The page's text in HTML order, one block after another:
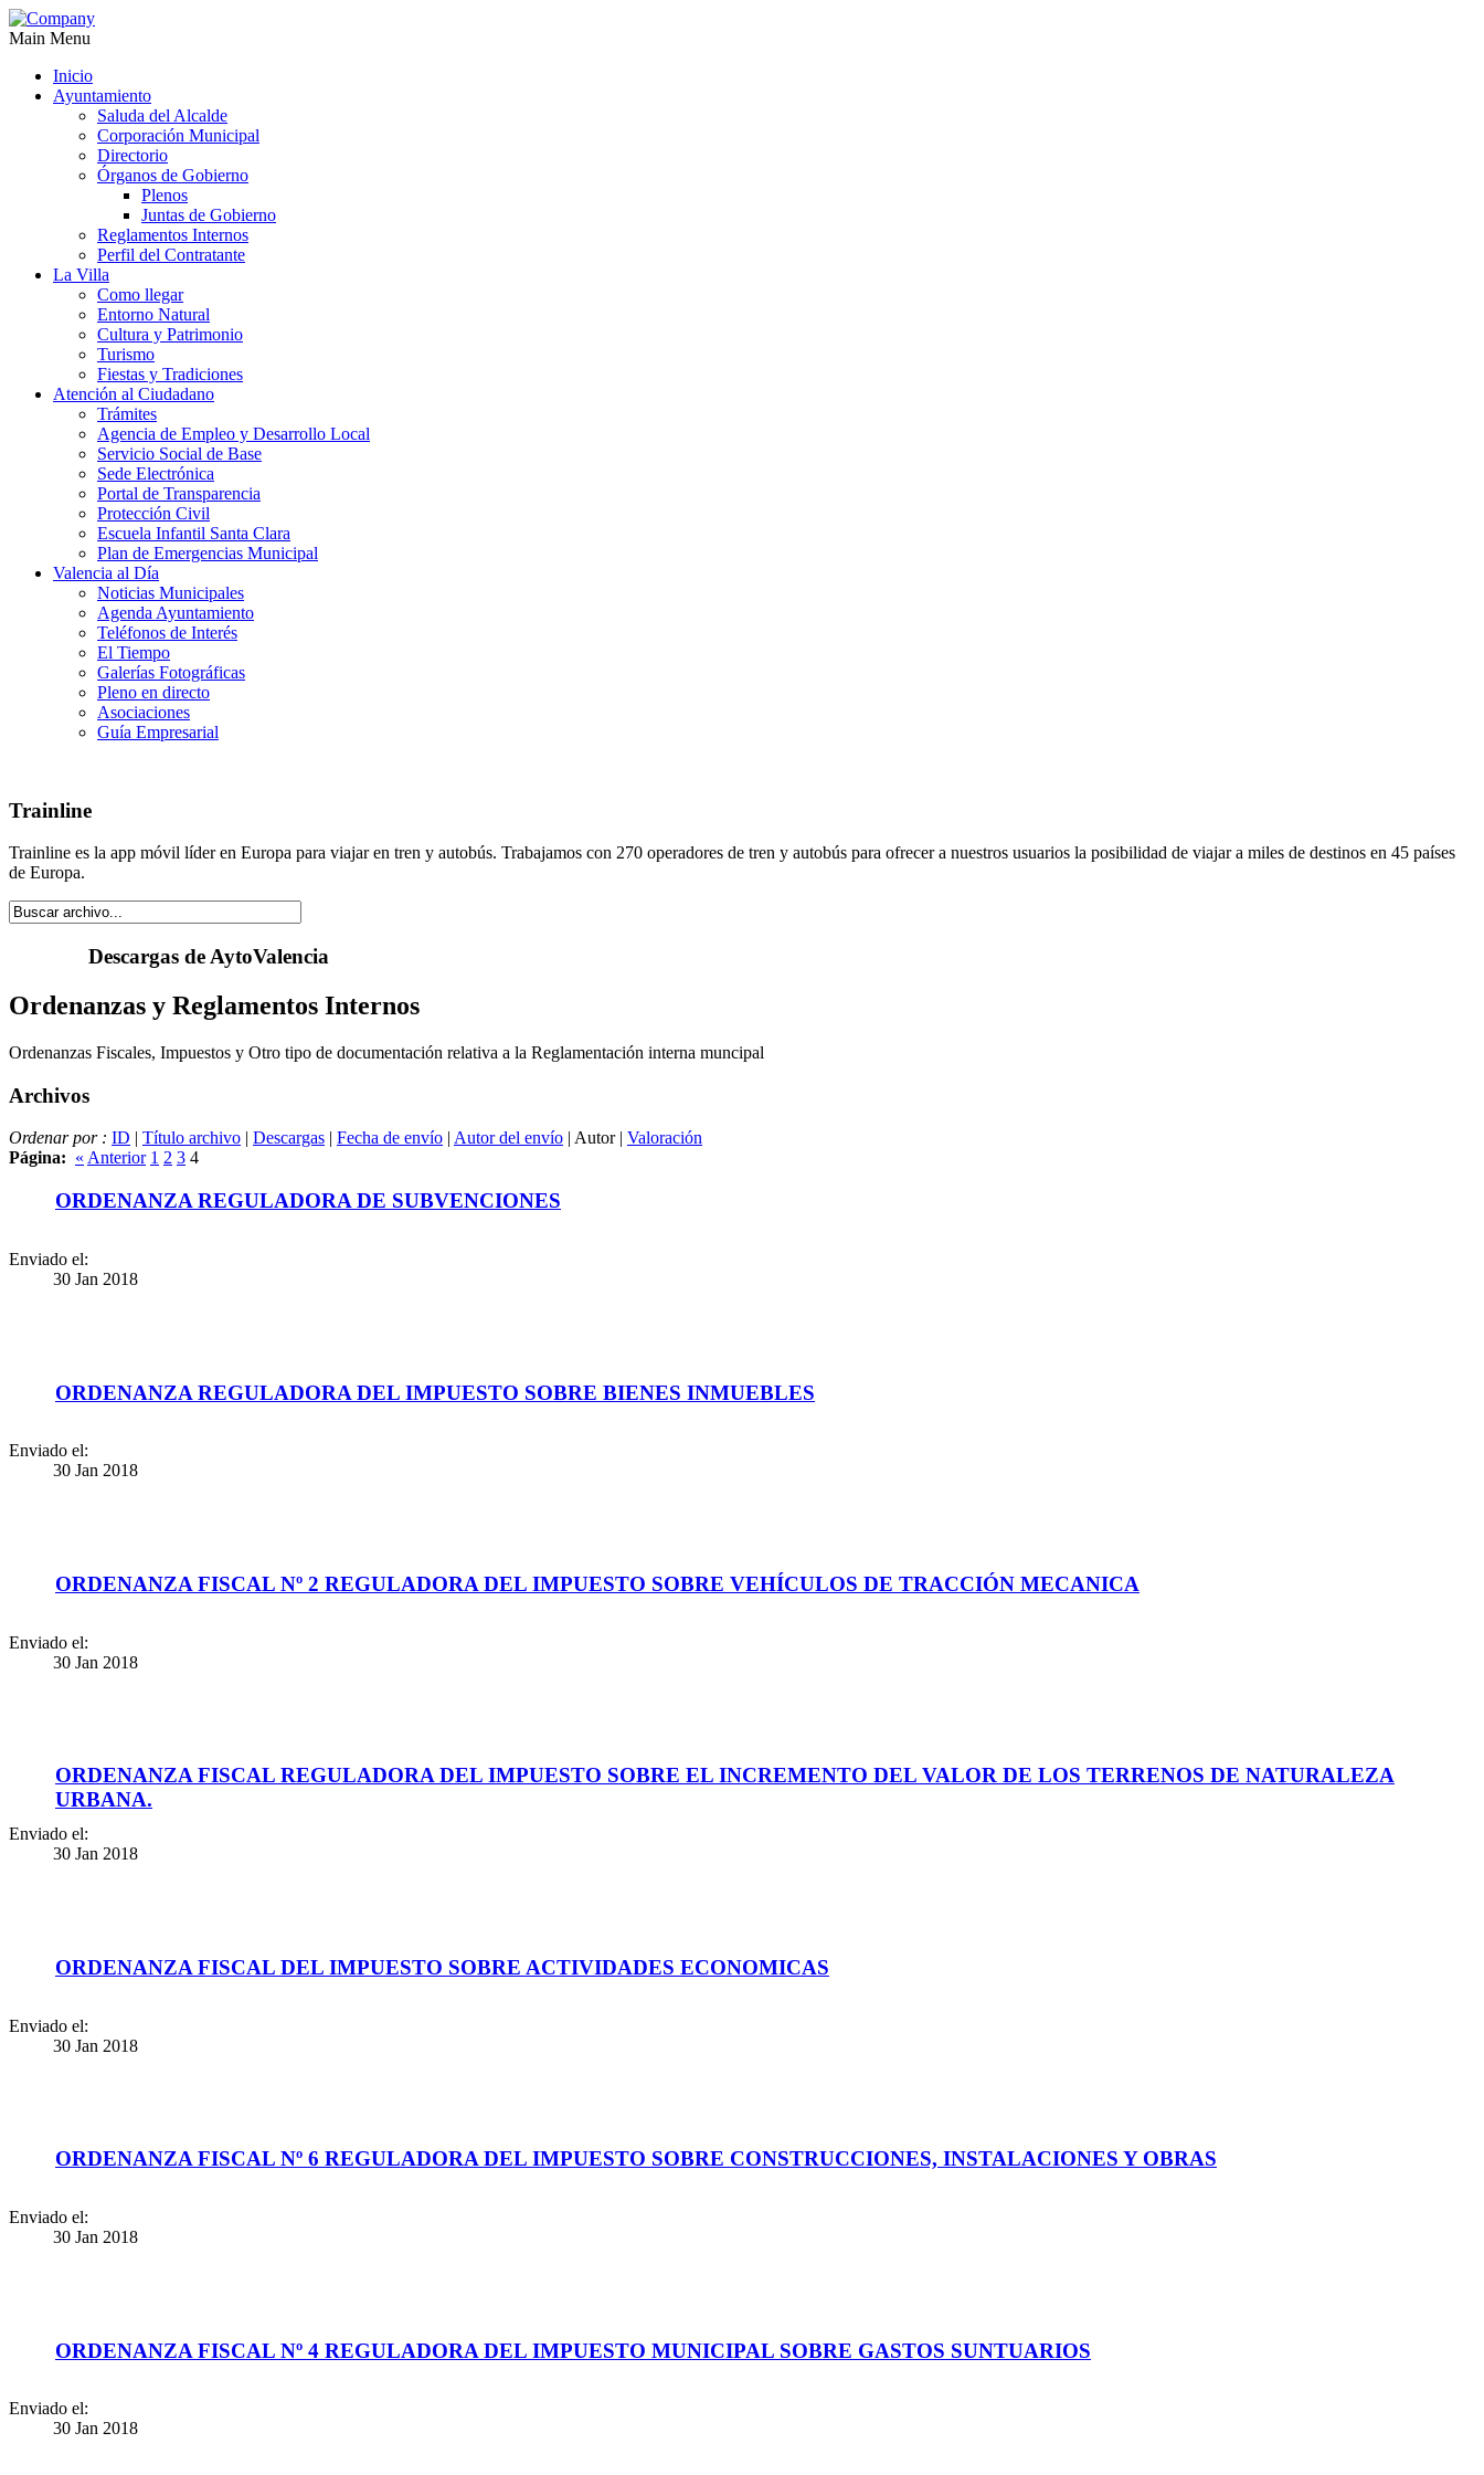
Main Menu
Inicio
Ayuntamiento
Saluda del Alcalde
Corporación Municipal
Directorio
Órganos de Gobierno
Plenos
Juntas de Gobierno
Reglamentos Internos
Perfil del Contratante
La Villa
Como llegar
Entorno Natural
Cultura y Patrimonio
Turismo
Fiestas y Tradiciones
Atención al Ciudadano
Trámites
Agencia de Empleo y Desarrollo Local
Servicio Social de Base
Sede Electrónica
Portal de Transparencia
Protección Civil
Escuela Infantil Santa Clara
Plan de Emergencias Municipal
Valencia al Día
Noticias Municipales
Agenda Ayuntamiento
Teléfonos de Interés
El Tiempo
Galerías Fotográficas
Pleno en directo
Asociaciones
Guía Empresarial
Trainline
Trainline es la app móvil líder en Europa para viajar en tren y autobús. Trabajamos con 270 operadores de tren y autobús para ofrecer a nuestros usuarios la posibilidad de viajar a miles de destinos en 45 países
de Europa.
Descargas de AytoValencia
Ordenanzas y Reglamentos Internos
Ordenanzas Fiscales, Impuestos y Otro tipo de documentación relativa a la Reglamentación interna muncipal
Archivos
Ordenar por : ID | Título archivo | Descargas | Fecha de envío | Autor del envío | Autor | Valoración
Página: « Anterior 1 2 3 4
ORDENANZA REGULADORA DE SUBVENCIONES
Enviado el:
30 Jan 2018
ORDENANZA REGULADORA DEL IMPUESTO SOBRE BIENES INMUEBLES
Enviado el:
30 Jan 2018
ORDENANZA FISCAL Nº 2 REGULADORA DEL IMPUESTO SOBRE VEHÍCULOS DE TRACCIÓN MECANICA
Enviado el:
30 Jan 2018
ORDENANZA FISCAL REGULADORA DEL IMPUESTO SOBRE EL INCREMENTO DEL VALOR DE LOS TERRENOS DE NATURALEZA
URBANA.
Enviado el:
30 Jan 2018
ORDENANZA FISCAL DEL IMPUESTO SOBRE ACTIVIDADES ECONOMICAS
Enviado el:
30 Jan 2018
ORDENANZA FISCAL Nº 6 REGULADORA DEL IMPUESTO SOBRE CONSTRUCCIONES, INSTALACIONES Y OBRAS
Enviado el:
30 Jan 2018
ORDENANZA FISCAL Nº 4 REGULADORA DEL IMPUESTO MUNICIPAL SOBRE GASTOS SUNTUARIOS
Enviado el:
30 Jan 2018